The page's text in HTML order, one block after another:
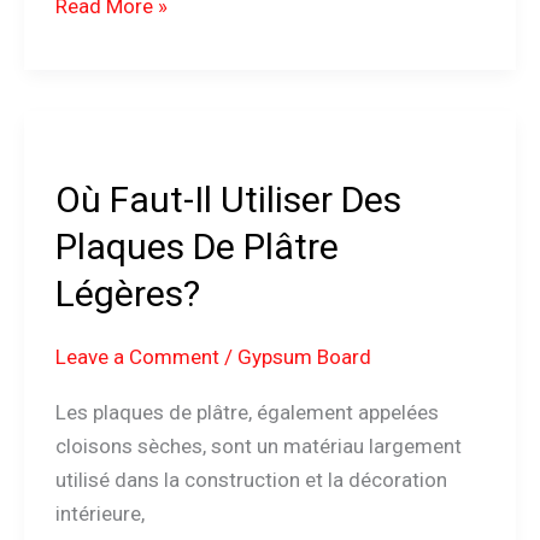
Read More »
Où Faut-Il Utiliser Des
Plaques De Plâtre
Légères?
Leave a Comment / Gypsum Board
Les plaques de plâtre, également appelées
cloisons sèches, sont un matériau largement
utilisé dans la construction et la décoration
intérieure,
Il
Utiliser
Des
Plaques
Plâtre